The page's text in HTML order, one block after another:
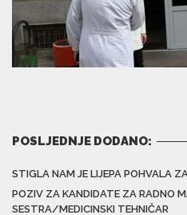
POSLJEDNJE DODANO:
STIGLA NAM JE LIJEPA POHVALA
POZIV ZA KANDIDATE ZA RADNO
SESTRA/MEDICINSKI TEHNIČAR